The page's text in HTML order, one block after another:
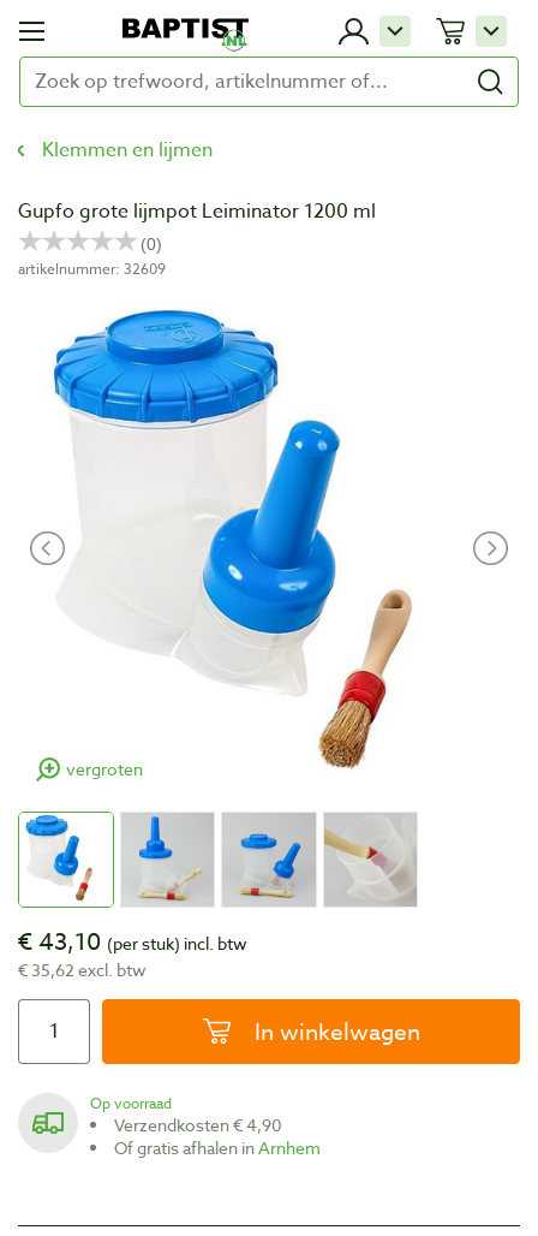
Klemmen en lijmen
Gupfo grote lijmpot Leiminator 1200 ml
artikelnummer: 32609
vergroten
€ 43,10 (per stuk) incl. btw
€ 35,62 excl. btw
In winkelwagen
Op voorraad
Verzendkosten € 4,90
Of gratis afhalen inArnhem